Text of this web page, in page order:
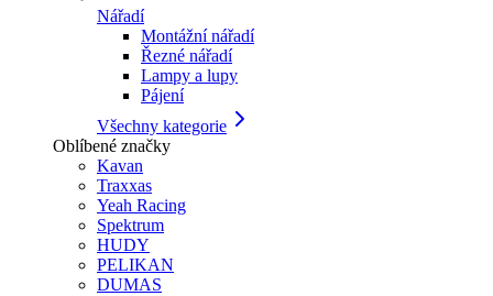
Nářadí
Montážní nářadí
Řezné nářadí
Lampy a lupy
Pájení
Všechny kategorie
Oblíbené značky
Kavan
Traxxas
Yeah Racing
Spektrum
HUDY
PELIKAN
DUMAS